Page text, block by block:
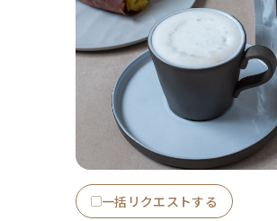
一括リクエストする